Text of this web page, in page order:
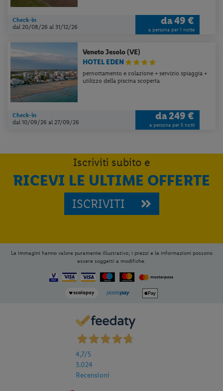
Check-in
dal 20/08/26al 31/12/26
da49 €
a persona per 1 notte
VenetoJesolo (VE)
HOTEL EDEN
pernottamento e colazione + servizio spiaggia +
utilizzo della piscina scoperta
Check-in
dal 10/09/26al 27/09/26
da249 €
a persona per 5 notti
Iscriviti subito e
RICEVI LE ULTIME OFFERTE
ISCRIVITI
Le immagini hanno valore puramente illustrativo; i prezzi e le informazioni possono
essere soggetti a modifiche.
4,7/5
3.024
Recensioni